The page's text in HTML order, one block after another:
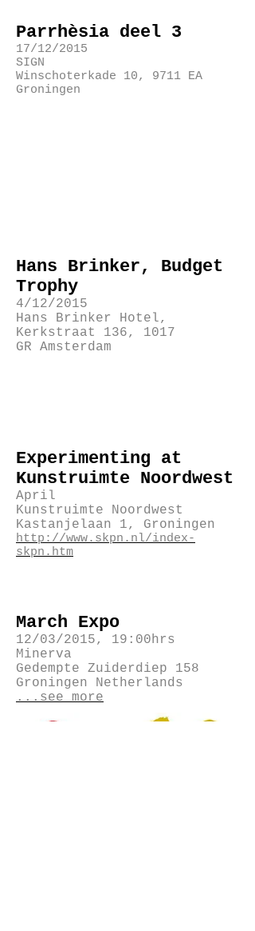
Parrhèsia deel 3
17/12/2015
SIGN
Winschoterkade 10, 9711 EA
Groningen
Hans Brinker, Budget
Trophy
4/12/2015
Hans Brinker Hotel,
Kerkstraat 136, 1017
GR Amsterdam
Experimenting at
Kunstruimte Noordwest
April
Kunstruimte Noordwest
Kastanjelaan 1, Groningen
http://www.skpn.nl/index-
skpn.htm
March Expo
12/03/2015, 19:00hrs
Minerva
Gedempte Zuiderdiep 158
Groningen Netherlands
...see more